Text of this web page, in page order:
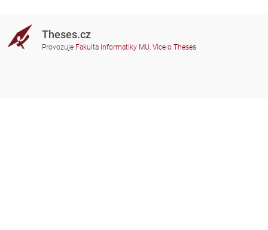
Theses.cz
Provozuje Fakulta informatiky MU, Více o Theses